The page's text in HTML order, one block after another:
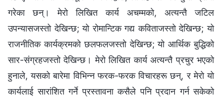
गरेका छन्। मेरो लिखित कार्य अचम्‍मको, अत्यन्तै जटिल
उपन्यासजस्तो देखिन्छ; यो रोमान्टिक गद्य कविताजस्तो देखिन्छ; यो
राजनीतिक कार्यक्रमको छलफलजस्तो देखिन्छ; यो आर्थिक बुद्धिको
सार-संग्रहजस्तो देखिन्छ। मेरो लिखित कार्य अत्यन्तै प्रचुर भएको
हुनाले, यसको बारेमा विभिन्‍न फरक-फरक विचारहरू छन्, र मेरो यो
कार्यलाई सारांशित गर्ने प्रस्तावना कसैले पनि प्रदान गर्न सकेको